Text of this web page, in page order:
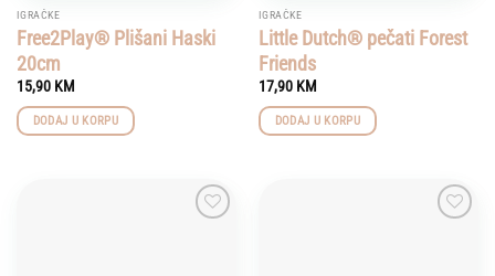
IGRAČKE
Free2Play® Plišani Haski
20cm
15,90 KM
DODAJ U KORPU
IGRAČKE
Little Dutch® pečati Forest
Friends
17,90 KM
DODAJ U KORPU